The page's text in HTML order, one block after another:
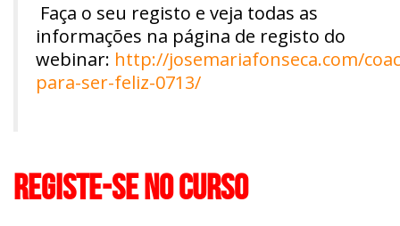
Faça o seu registo e veja todas as
informações na página de registo do
webinar: http://josemariafonseca.com/
para-ser-feliz-0713/
REGISTE-SE NO CURSO